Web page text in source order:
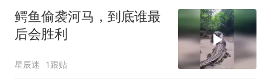
鳄鱼偷袭河马，到底谁最
后会胜利
星辰迷 1跟贴